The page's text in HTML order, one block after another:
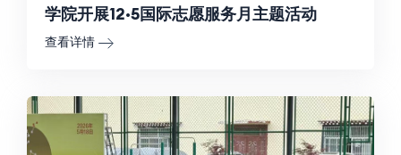
学院开展12·5国际志愿服务月主题活动
查看详情